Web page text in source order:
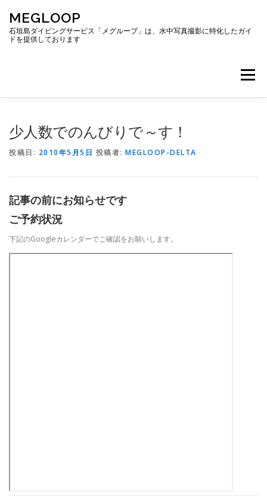
ッ
MEGLOOP
石垣島ダイビングサービス「メグループ」は、水中写真撮影に特化したガイ
ドを提供しております
メニュー
少人数でのんびりで～す！
投稿日: 2010年5月5日 投稿者: MEGLOOP-DELTA
記事の前にお知らせです
ご予約状況
下記のGoogleカレンダーでご確認をお願いします。